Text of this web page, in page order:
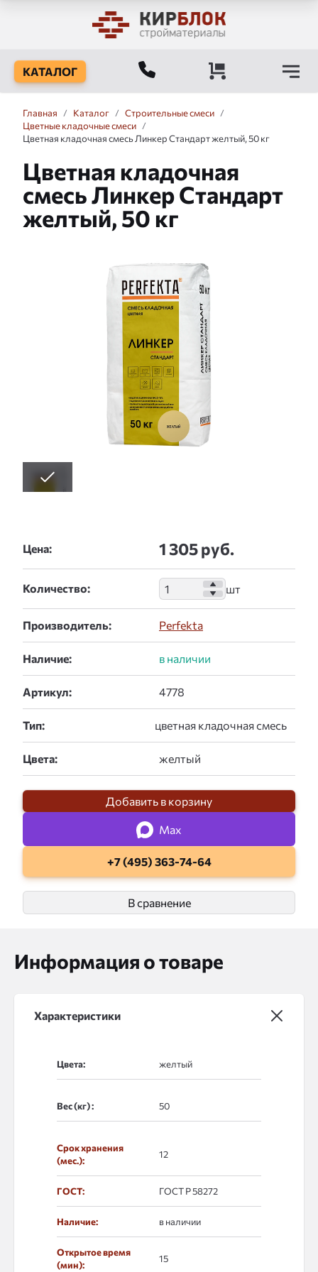
КАТАЛОГ
Главная / Каталог / Строительные смеси /
Цветные кладочные смеси /
Цветная кладочная смесь Линкер Стандарт желтый, 50 кг
Цветная кладочная
смесь Линкер Стандарт
желтый, 50 кг
Цена: 1 305 руб.
Количество:
Производитель: Perfekta
Наличие:
Артикул:
Тип:
Цвета:
Добавить в корзину
Max
+7 (495) 363-74-64
В сравнение
Информация о товаре
Характеристики
Цвета:
Вес (кг) :
Срок хранения
(мес.):
12
ГОСТ: ГОСТ Р 58272
Наличие: в наличии
Открытое время
(мин):
15